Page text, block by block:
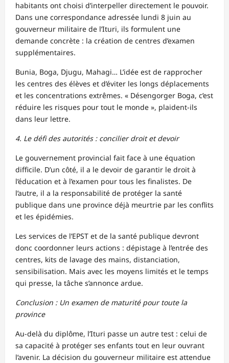
habitants ont choisi d’interpeller directement le pouvoir.
Dans une correspondance adressée lundi 8 juin au
gouverneur militaire de l’Ituri, ils formulent une
demande concrète : la création de centres d’examen
supplémentaires.
Bunia, Boga, Djugu, Mahagi… L’idée est de rapprocher
les centres des élèves et d’éviter les longs déplacements
et les concentrations extrêmes. « Désengorger Boga, c’est
réduire les risques pour tout le monde », plaident-ils
dans leur lettre.
4. Le défi des autorités : concilier droit et devoir
Le gouvernement provincial fait face à une équation
difficile. D’un côté, il a le devoir de garantir le droit à
l’éducation et à l’examen pour tous les finalistes. De
l’autre, il a la responsabilité de protéger la santé
publique dans une province déjà meurtrie par les conflits
et les épidémies.
Les services de l’EPST et de la santé publique devront
donc coordonner leurs actions : dépistage à l’entrée des
centres, kits de lavage des mains, distanciation,
sensibilisation. Mais avec les moyens limités et le temps
qui presse, la tâche s’annonce ardue.
Conclusion : Un examen de maturité pour toute la
province
Au-delà du diplôme, l’Ituri passe un autre test : celui de
sa capacité à protéger ses enfants tout en leur ouvrant
l’avenir. La décision du gouverneur militaire est attendue